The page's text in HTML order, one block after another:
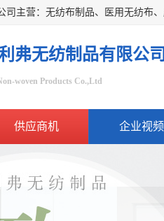
弗无纺制品有限公司
woven Products Co.,Ltd
供应商机 企业视频